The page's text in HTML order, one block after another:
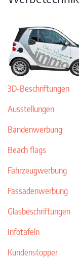
3D-Beschriftungen
Ausstellungen
Bandenwerbung
Beach flags
Fahrzeugwerbung
Fassadenwerbung
Glasbeschriftungen
Infotafeln
Kundenstopper